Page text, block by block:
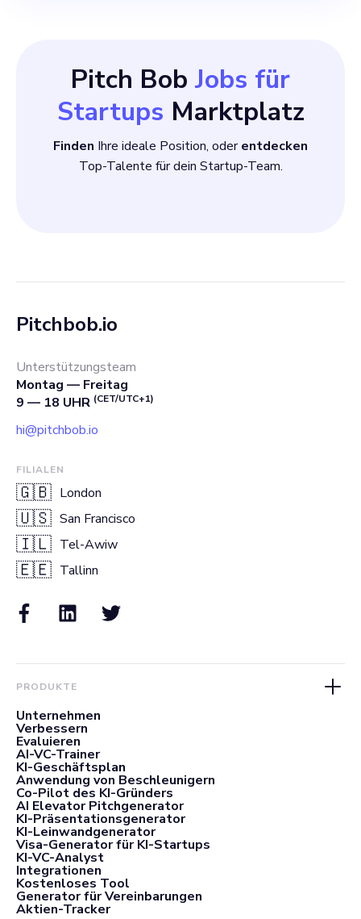
Pitch Bob Jobs für
Startups Marktplatz
Finden Ihre ideale Position, oderentdecken
Top-Talente für dein Startup-Team.
Pitchbob.io
Unterstützungsteam
Montag — Freitag
9 — 18 UHR (CET/UTC+1)
hi@pitchbob.io
FILIALEN
🇬🇧 London
🇺🇸 San Francisco
🇮🇱 Tel-Awiw
🇪🇪 Tallinn
PRODUKTE
Unternehmen
Verbessern
Evaluieren
AI-VC-Trainer
KI-Geschäftsplan
Anwendung von Beschleunigern
Co-Pilot des KI-Gründers
AI Elevator Pitchgenerator
KI-Präsentationsgenerator
KI-Leinwandgenerator
Visa-Generator für KI-Startups
KI-VC-Analyst
Integrationen
Kostenloses Tool
Generator für Vereinbarungen
Aktien-Tracker